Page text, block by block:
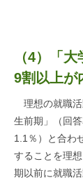
（4）「
9割以上が
理想の就職活
生前期」（回
1.1％）と合わ
することを理
期以前に就職